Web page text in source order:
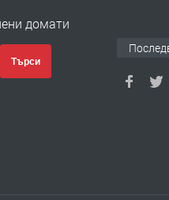
домати
Търси